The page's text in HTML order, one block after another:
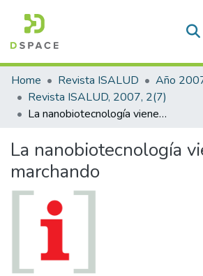
Communities & Collections
All of DSpace
Statistics
Home Revista ISALUD
Año
Revista ISALUD, 2007, 2(7)
La nanobiotecnología viene marchando
La nanobiotecnología
marchando